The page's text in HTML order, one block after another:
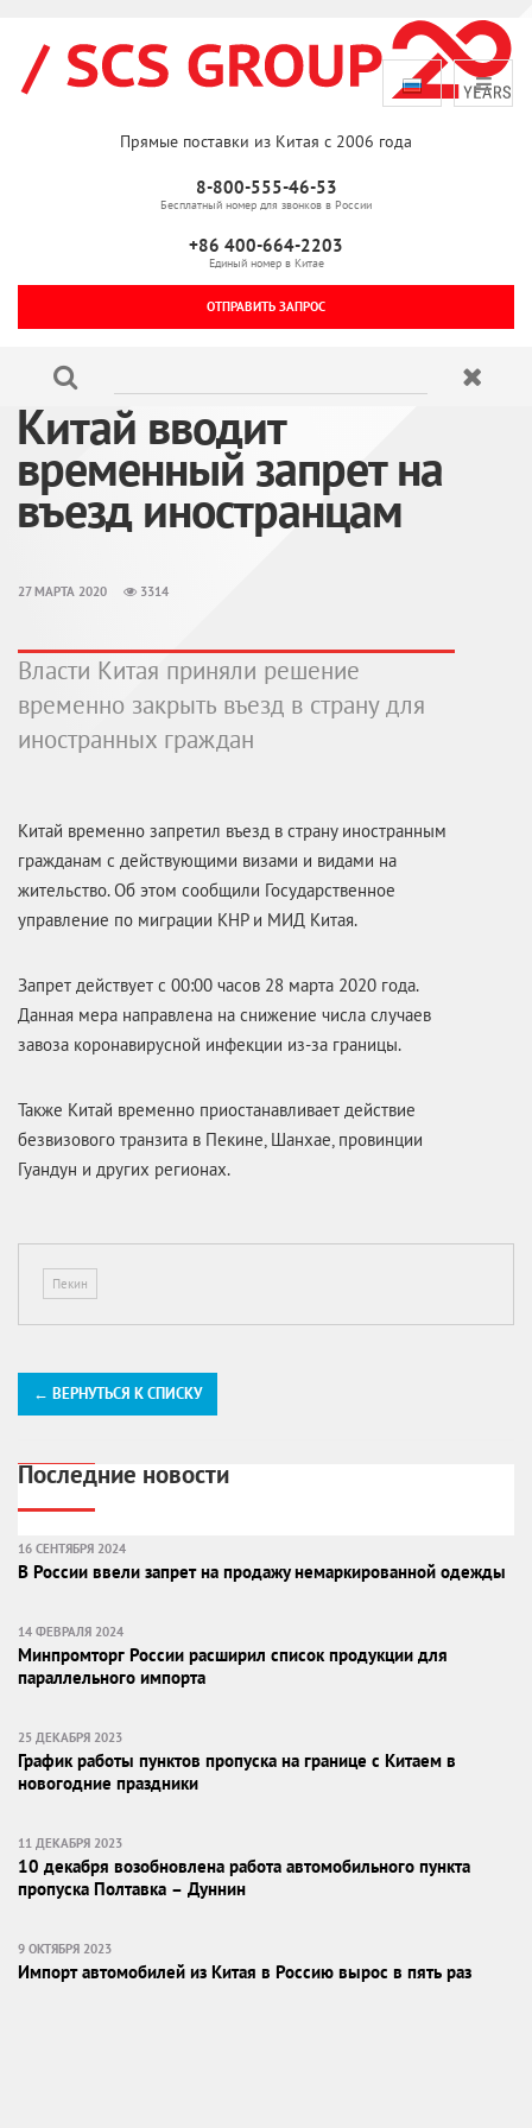
Прямые поставки из Китая с 2006 года
8-800-555-46-53
Бесплатный номер для звонков в России
+86 400-664-2203
Единый номер в Китае
ОТПРАВИТЬ ЗАПРОС
Китай вводит
временный запрет на
въезд иностранцам
27 МАРТА 2020 3314
Власти Китая приняли решение
временно закрыть въезд в страну для
иностранных граждан
Китай временно запретил въезд в страну иностранным
гражданам с действующими визами и видами на
жительство. Об этом сообщили Государственное
управление по миграции КНР и МИД Китая.
Запрет действует с 00:00 часов 28 марта 2020 года.
Данная мера направлена на снижение числа случаев
завоза коронавирусной инфекции из-за границы.
Также Китай временно приостанавливает действие
безвизового транзита в Пекине, Шанхае, провинции
Гуандун и других регионах.
Пекин
← ВЕРНУТЬСЯ К СПИСКУ
Последние новости
16 СЕНТЯБРЯ 2024
В России ввели запрет на продажу немаркированной одежды
14 ФЕВРАЛЯ 2024
Минпромторг России расширил список продукции для
параллельного импорта
25 ДЕКАБРЯ 2023
График работы пунктов пропуска на границе с Китаем в
новогодние праздники
11 ДЕКАБРЯ 2023
10 декабря возобновлена работа автомобильного пункта
пропуска Полтавка – Дуннин
9 ОКТЯБРЯ 2023
Импорт автомобилей из Китая в Россию вырос в пять раз